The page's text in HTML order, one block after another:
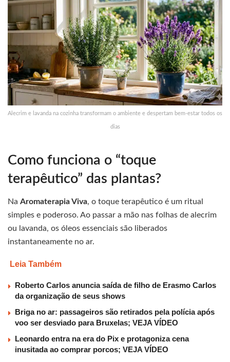
Alecrim e lavanda na cozinha transformam o ambiente e despertam bem-estar todos os
dias
Como funciona o “toque
terapêutico” das plantas?
Na Aromaterapia Viva, o toque terapêutico é um ritual
simples e poderoso. Ao passar a mão nas folhas de alecrim
ou lavanda, os óleos essenciais são liberados
instantaneamente no ar.
Leia Também
Roberto Carlos anuncia saída de filho de Erasmo Carlos
da organização de seus shows
Briga no ar: passageiros são retirados pela polícia após
voo ser desviado para Bruxelas; VEJA VÍDEO
Leonardo entra na era do Pix e protagoniza cena
inusitada ao comprar porcos; VEJA VÍDEO